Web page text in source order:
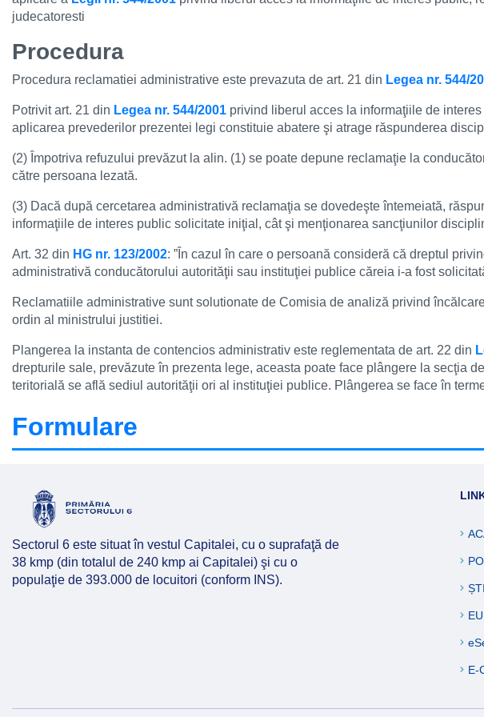
Hartă lucări edilitare
judecatoresti
Procedura
Procedura reclamatiei administrative este prevazuta de art. 21 din Legea nr. 544/
Potrivit art. 21 din Legea nr. 544/2001 privind liberul acces la informaţiile de
aplicarea prevederilor prezentei legi constituie abatere şi atrage răspunderea
(2) Împotriva refuzului prevăzut la alin. (1) se poate depune reclamaţie la
către persoana lezată.
(3) Dacă după cercetarea administrativă reclamaţia se dovedeşte întemeiată,
informaţiile de interes public solicitate iniţial, cât şi menţionarea sancţiunilor
Art. 32 din HG nr. 123/2002: ”În cazul în care o persoană consideră că dreptul
administrativă conducătorului autorităţii sau instituţiei publice căreia i-a fost
Reclamatiile administrative sunt solutionate de Comisia de analiză privind
ordin al ministrului justitiei.
Plangerea la instanta de contencios administrativ este reglementata de art. 22 din
drepturile sale, prevăzute în prezenta lege, aceasta poate face plângere la secţia
teritorială se află sediul autorităţii ori al instituţiei publice. Plângerea se face în
Formulare
Sectorul 6 este situat în vestul Capitalei, cu o suprafaţă de
38 kmp (din totalul de 240 kmp ai Capitalei) şi cu o
populaţie de 393.000 de locuitori (conform INS).
E-